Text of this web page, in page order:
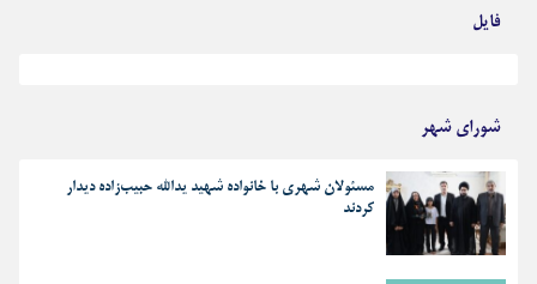
فایل
شورای شهر
مسئولان شهری با خانواده شهید یدالله حبیب‌زاده دیدار
کردند